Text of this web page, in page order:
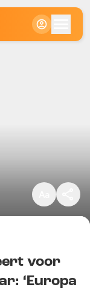
voor
‘Europa